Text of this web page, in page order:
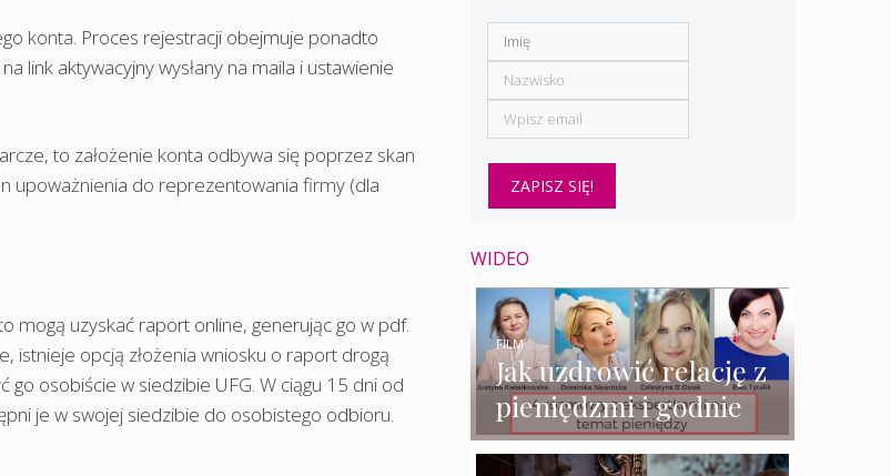
konta. Proces rejestracji obejmuje ponadto
link aktywacyjny wysłany na maila i ustawienie
to założenie konta odbywa się poprzez skan
upoważnienia do reprezentowania firmy (dla
mogą uzyskać raport online, generując go w pdf.
istnieje opcją złożenia wniosku o raport drogą
go osobiście w siedzibie UFG. W ciągu 15 dni od
je w swojej siedzibie do osobistego odbioru.
WIDEO
Jak uzdrowić relację z
pieniędzmi i godnie
zarabiać? – 4
FILM